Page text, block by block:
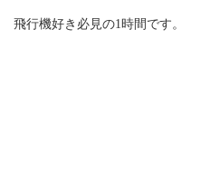
飛行機好き必見の1時間です。